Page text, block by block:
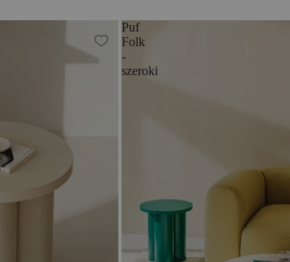
Puf
Folk
-
szeroki